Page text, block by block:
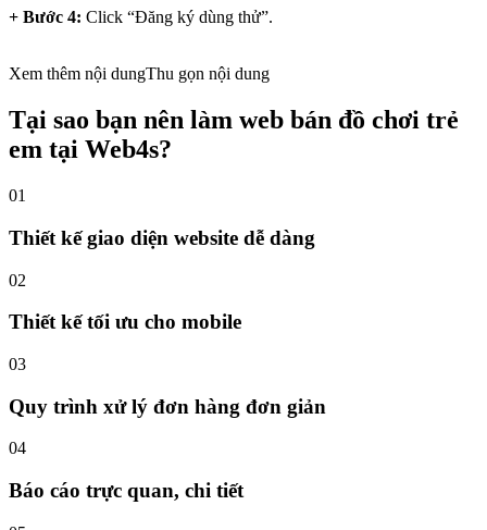
+ Bước 4: Click “Đăng ký dùng thử”.
Xem thêm nội dungThu gọn nội dung
Tại sao bạn nên làm web bán đồ chơi trẻ
em tại Web4s?
01
Thiết kế giao diện website dễ dàng
02
Thiết kế tối ưu cho mobile
03
Quy trình xử lý đơn hàng đơn giản
04
Báo cáo trực quan, chi tiết